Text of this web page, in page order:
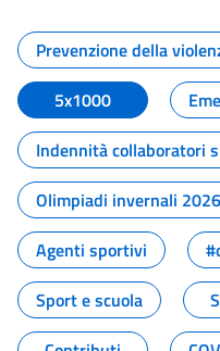
Tutti i
Prevenzione della
5x1000
Indennità collaboratori
Olimpiadi invernali 2026
Agenti sportivi
Sport e scuola